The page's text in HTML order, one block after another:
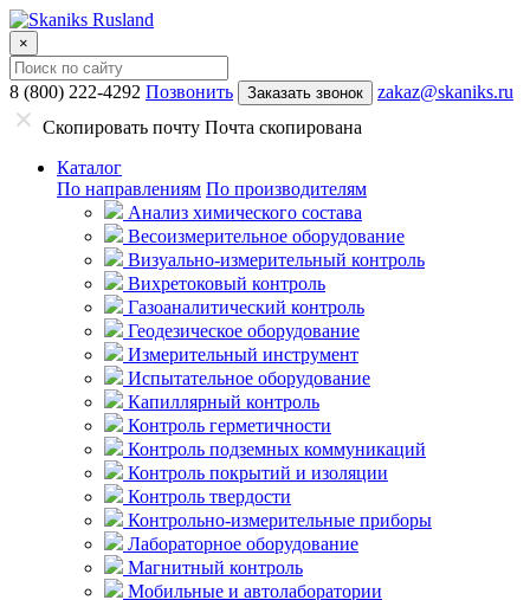
×
8 (800) 222-4292 Позвонить Заказать звонок
zakaz@skaniks.ru
Скопировать почту Почта скопирована
Каталог
По направлениям По производителям
Анализ химического состава
Весоизмерительное оборудование
Визуально-измерительный контроль
Вихретоковый контроль
Газоаналитический контроль
Геодезическое оборудование
Измерительный инструмент
Испытательное оборудование
Капиллярный контроль
Контроль герметичности
Контроль подземных коммуникаций
Контроль покрытий и изоляции
Контроль твердости
Контрольно-измерительные приборы
Лабораторное оборудование
Магнитный контроль
Мобильные и автолаборатории